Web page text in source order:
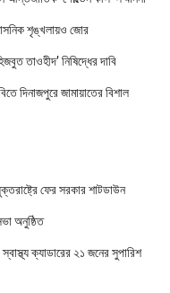
শৃঙ্খলায়ও জোর
তাওহীদ’ নিষিদ্ধের দাবি
দিনাজপুরে জামায়াতের বিশাল
ফের সরকার শাটডাউন
অনুষ্ঠিত
ক্যাডারের ২১ জনের সুপারিশ